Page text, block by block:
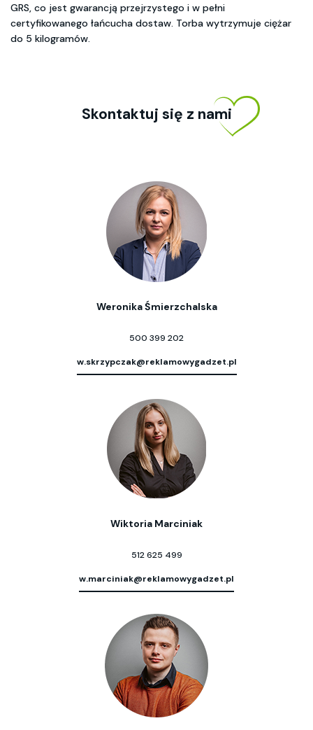
GRS, co jest gwarancją przejrzystego i w pełni
certyfikowanego łańcucha dostaw. Torba wytrzymuje ciężar
do 5 kilogramów.
Skontaktuj się z nami
Weronika Śmierzchalska
500 399 202
w.skrzypczak@reklamowygadzet.pl
Wiktoria Marciniak
512 625 499
w.marciniak@reklamowygadzet.pl